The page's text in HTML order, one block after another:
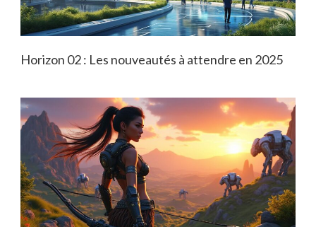
Horizon 02 : Les nouveautés à attendre en 2025